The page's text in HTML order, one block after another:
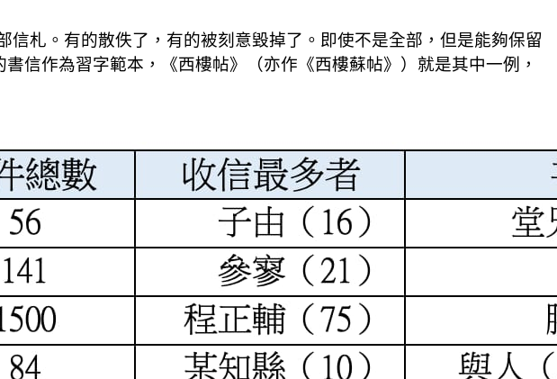
信札。有的散佚了，有的被刻意毀掉了。即使不是全部，但是能夠保留
信作為習字範本，《西樓帖》（亦作《西樓蘇帖》）就是其中一例，